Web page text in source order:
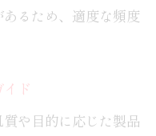
りになる？
いを解説
とトナーパッド
ドの役割
るため、適度な頻度
ド
や目的に応じた製品